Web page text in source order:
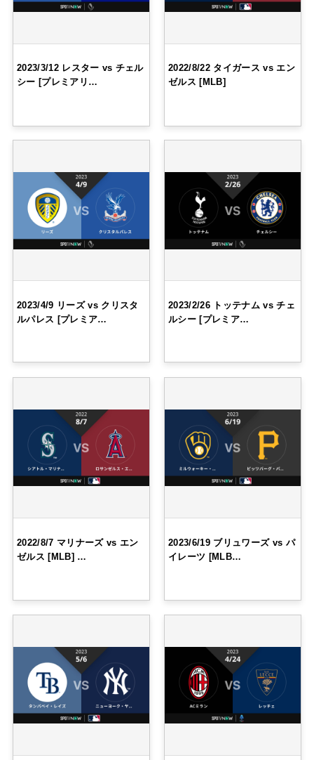
2023/3/12 レスター vs チェル
シー [プレミアリ…
2022/8/22 タイガース vs エン
ゼルス [MLB]
2023/4/9 リーズ vs クリスタ
ルパレス [プレミア…
2023/2/26 トッテナム vs チェ
ルシー [プレミア…
2022/8/7 マリナーズ vs エン
ゼルス [MLB] …
2023/6/19 ブリュワーズ vs パ
イレーツ [MLB…